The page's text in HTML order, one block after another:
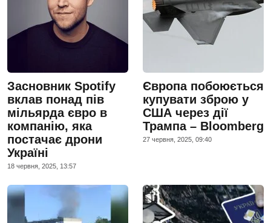
Засновник Spotify
вклав понад пів
мільярда євро в
компанію, яка
постачає дрони
Україні
18 червня, 2025, 13:57
Європа побоюється
купувати зброю у
США через дії
Трампа – Bloomberg
27 червня, 2025, 09:40